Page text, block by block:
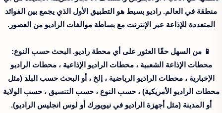
منطقة في العالم. راديو بسيط هو التطبيق الأول الذي يجمع بين الفوائد
المتعددة للإذاعة عبر الإنترنت مع بساطة موالفات الراديو من العصور.
📱 من السهل حقًا العثور على أي محطة راديو. البحث حسب النوع:
محطات الإذاعة الشعبية ، محطات الراديو الإذاعية ، محطات الراديو
الإخبارية ، محطات الراديو الرياضية ، إلخ ، أو البحث حسب البلد (مثل
محطات الراديو الأمريكية) ، حسب النوع ، حسب التنسيق ، حسب الولاية
أو المدينة (مثل أجهزة الراديو في نيويورك أو لوس انجليس الراديو).